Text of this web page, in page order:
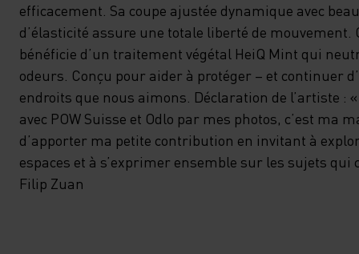
efficacement. Sa coupe ajustée dynamique avec
d’élasticité assure une totale liberté de mouvement.
bénéficie d’un traitement végétal HeiQ Mint qui
odeurs. Conçu pour aider à protéger – et continuer
endroits que nous aimons. Déclaration de l’artiste :
avec POW Suisse et Odlo par mes photos, c’est ma
d’apporter ma petite contribution en invitant à
espaces et à s’exprimer ensemble sur les sujets qui
Filip Zuan